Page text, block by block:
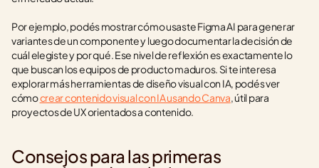
Por ejemplo, podés mostrar cómo usaste Figma AI para generar
variantes de un componente y luego documentar la decisión de
cuál elegiste y por qué. Ese nivel de reflexión es exactamente lo
que buscan los equipos de producto maduros. Si te interesa
explorar más herramientas de diseño visual con IA, podés ver
cómo crear contenido visual con IA usando Canva, útil para
proyectos de UX orientados a contenido.
Consejos para las primeras